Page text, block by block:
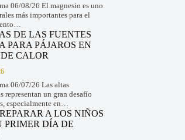
06/08/26 El magnesio es uno
más importantes para el
DE LAS FUENTES
PARA PÁJAROS EN
CALOR
06/07/26 Las altas
representan un gran desafío
especialmente en…
A LOS NIÑOS
PRIMER DÍA DE